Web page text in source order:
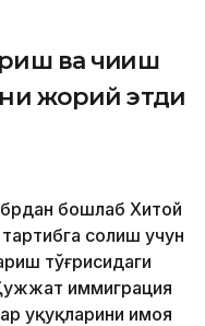
ва чиқиш
жорий этди
бошлаб Хитой
солиш учун
тўғрисидаги
иммиграция
ҳуқуқларини ҳимоя